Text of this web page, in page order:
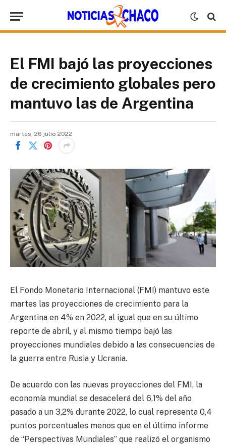
El FMI bajó las proyecciones
de crecimiento globales pero
mantuvo las de Argentina
martes, 26 julio 2022
El Fondo Monetario Internacional (FMI) mantuvo este
martes las proyecciones de crecimiento para la
Argentina en 4% en 2022, al igual que en su último
reporte de abril, y al mismo tiempo bajó las
proyecciones mundiales debido a las consecuencias de
la guerra entre Rusia y Ucrania.
De acuerdo con las nuevas proyecciones del FMI, la
economía mundial se desacelerá del 6,1% del año
pasado a un 3,2% durante 2022, lo cual representa 0,4
puntos porcentuales menos que en el último informe
de “Perspectivas Mundiales” que realizó el organismo